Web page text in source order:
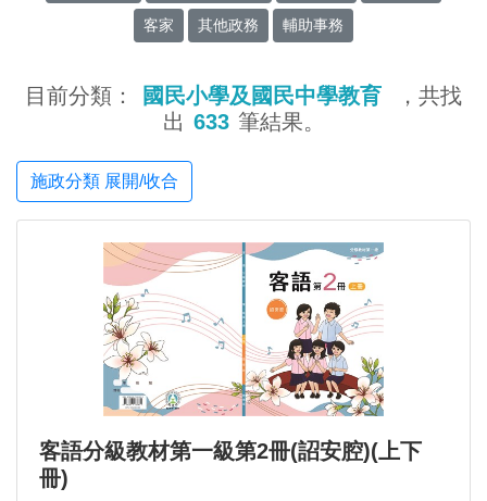
客家 其他政務 輔助事務
目前分類： 國民小學及國民中學教育
，共找
出 633 筆結果。
施政分類 展開/收合
客語分級教材第一級第2冊(詔安腔)(上下
冊)